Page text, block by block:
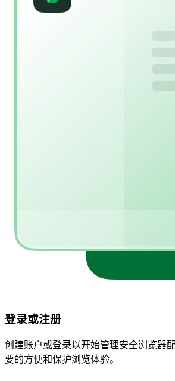
登录或注册
创建账户或登录以开始管理安全浏览
要的方便和保护浏览体验。